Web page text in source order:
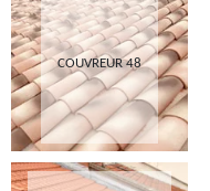
COUVREUR 48